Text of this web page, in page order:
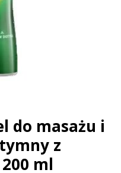
do masażu i
z
ml